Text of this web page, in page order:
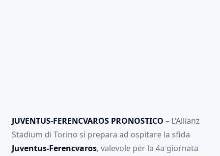
JUVENTUS-FERENCVAROS PRONOSTICO – L’Allianz
Stadium di Torino si prepara ad ospitare la sfida
Juventus-Ferencvaros, valevole per la 4a giornata